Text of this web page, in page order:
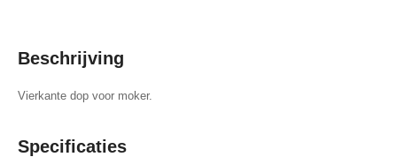
Beschrijving
Vierkante dop voor moker.
Specificaties